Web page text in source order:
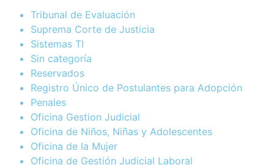
Tribunal de Evaluación
Suprema Corte de Justicia
Sistemas TI
Sin categoría
Reservados
Registro Único de Postulantes para Adopción
Penales
Oficina Gestion Judicial
Oficina de Niños, Niñas y Adolescentes
Oficina de la Mujer
Oficina de Gestión Judicial Laboral